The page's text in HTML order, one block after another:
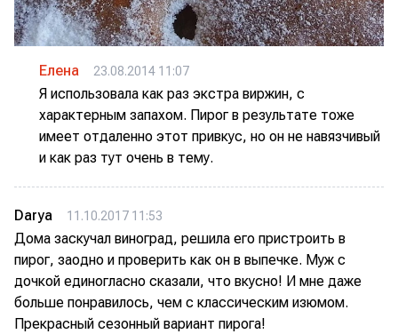
Елена 23.08.2014 11:07
Я использовала как раз экстра виржин, с
характерным запахом. Пирог в результате тоже
имеет отдаленно этот привкус, но он не навязчивый
и как раз тут очень в тему.
Darya 11.10.2017 11:53
Дома заскучал виноград, решила его пристроить в
пирог, заодно и проверить как он в выпечке. Муж с
дочкой единогласно сказали, что вкусно! И мне даже
больше понравилось, чем с классическим изюмом.
Прекрасный сезонный вариант пирога!